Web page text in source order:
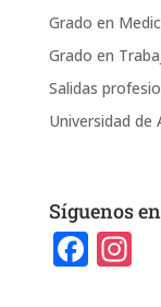
Grado en
Grado en
Salidas
Universidad de
Síguenos
F In